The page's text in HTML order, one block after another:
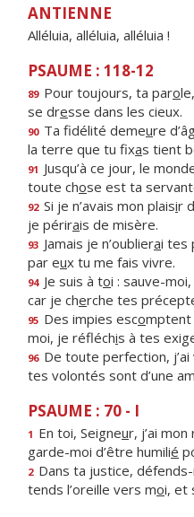
ANTIENNE
Alléluia, alléluia, alléluia !
PSAUME : 118-12
89 Pour toujours, ta paro
se dresse dans les cieux.
90 Ta fidélité demeure
la terre que tu fixas tient
91 Jusqu’à ce jour, le
toute chose est ta
92 Si je n’avais mon plaisir
je périrais de misère.
93 Jamais je n’oublierai tes
par eux tu me fais vivre.
94 Je suis à toi : sauve-moi,
car je cherche tes
95 Des impies escomptent
moi, je réfléchis à tes
96 De toute perfection, j’ai
tes volontés sont d’une
PSAUME : 70 - I
1 En toi, Seigneur, j’ai mon
garde-moi d’être humilié
2 Dans ta justice,
tends l’oreille vers moi, et